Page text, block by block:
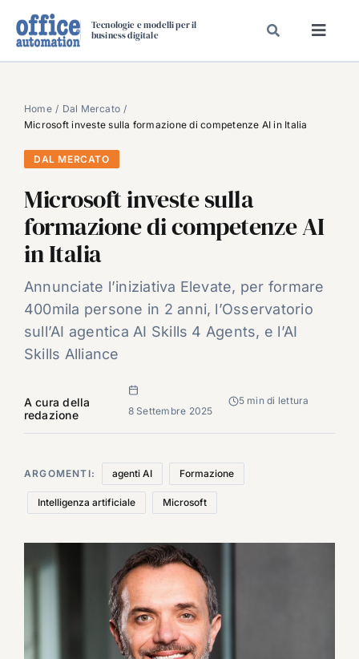
Tecnologie e modelli per il
business digitale
SPECIAL PAPER
DAL MERCATO
CARRIERE
VIDEO
EVENTI
CHI SIAMO
Home
Dal Mercato
Microsoft investe sulla formazione di competenze AI in Italia
DAL MERCATO
Microsoft investe sulla
formazione di competenze AI
in Italia
Annunciate l’iniziativa Elevate, per formare
400mila persone in 2 anni, l’Osservatorio
sull’AI agentica AI Skills 4 Agents, e l’AI
Skills Alliance
A cura della
redazione
8 Settembre 2025
5 min di lettura
ARGOMENTI: agenti AI Formazione
Intelligenza artificiale Microsoft